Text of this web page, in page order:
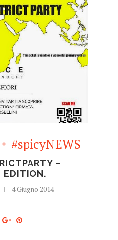
#spicyNEWS
–
EDITION.
4 Giugno 2014